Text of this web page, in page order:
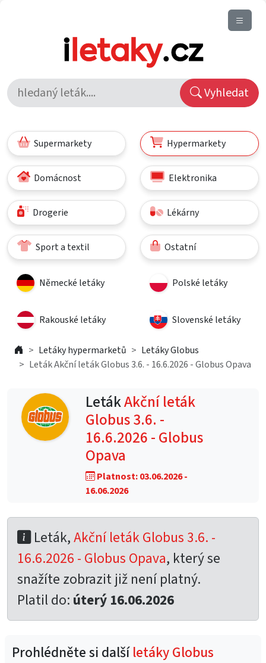
Vyhledat
Supermarkety Hypermarkety
Domácnost Elektronika
Drogerie Lékárny
Sport a textil Ostatní
Německé letáky Polské letáky
Rakouské letáky Slovenské letáky
Letáky hypermarketů
Letáky Globus
Leták Akční leták Globus 3.6. - 16.6.2026 - Globus Opava
LetákAkční leták
Globus 3.6. -
16.6.2026 - Globus
Opava
Platnost: 03.06.2026 -
16.06.2026
Leták,Akční leták Globus 3.6. -
16.6.2026 - Globus Opava, který se
snažíte zobrazit již není platný.
Platil do: úterý 16.06.2026
Prohlédněte si dalšíletáky Globus